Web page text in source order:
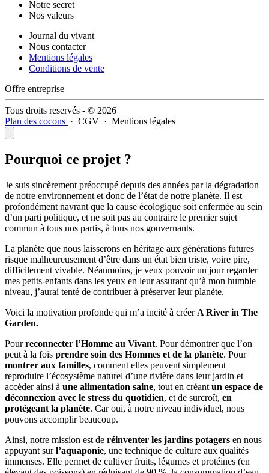
Notre secret
Nos valeurs
Journal du vivant
Nous contacter
Mentions légales
Conditions de vente
Offre entreprise
Tous droits reservés - © 2026
Plan des cocons · CGV · Mentions légales
Pourquoi ce projet ?
Je suis sincèrement préoccupé depuis des années par la dégradation
de notre environnement et donc de l’état de notre planète. Il est
profondément navrant que la cause écologique soit enfermée au sein
d’un parti politique, et ne soit pas au contraire le premier sujet
commun à tous nos partis, à tous nos gouvernants.
La planète que nous laisserons en héritage aux générations futures
risque malheureusement d’être dans un état bien triste, voire pire,
difficilement vivable. Néanmoins, je veux pouvoir un jour regarder
mes petits-enfants dans les yeux en leur assurant qu’à mon humble
niveau, j’aurai tenté de contribuer à préserver leur planète.
Voici la motivation profonde qui m’a incité à créer A River in The
Garden.
Pourreconnecter l’Homme au Vivant. Pour démontrer que l’on
peut à la fois prendre soin des Hommes et de la planète. Pour
montrer aux familles, comment elles peuvent simplement
reproduire l’écosystème naturel d’une rivière dans leur jardin et
accéder ainsi à une alimentation saine, tout en créant un espace de
déconnexion avec le stress du quotidien, et de surcroît, en
protégeant la planète. Car oui, à notre niveau individuel, nous
pouvons accomplir beaucoup.
Ainsi, notre mission est de réinventer les jardins potagers en nous
appuyant surl’aquaponie, une technique de culture aux qualités
immenses. Elle permet de cultiver fruits, légumes et protéines (en